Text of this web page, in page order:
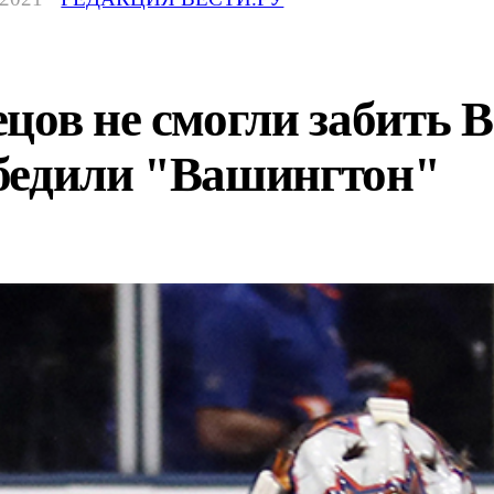
не смогли забить
"Вашингтон"